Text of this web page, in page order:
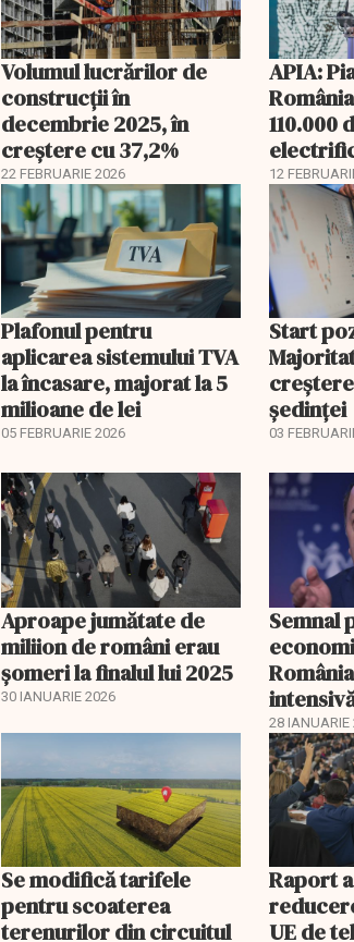
Volumul lucrărilor de
construcții în
decembrie 2025, în
creștere cu 37,2%
22 FEBRUARIE 2026
APIA:
110.000
12
Plafonul pentru
aplicarea sistemului TVA
la încasare, majorat la 5
milioane de lei
05 FEBRUARIE 2026
Start
şedinţei
03
Aproape jumătate de
miliion de români erau
șomeri la finalul lui 2025
30 IANUARIE 2026
Semnal
28 IANUARIE
Se modifică tarifele
pentru scoaterea
terenurilor din circuitul
Raport
UE de